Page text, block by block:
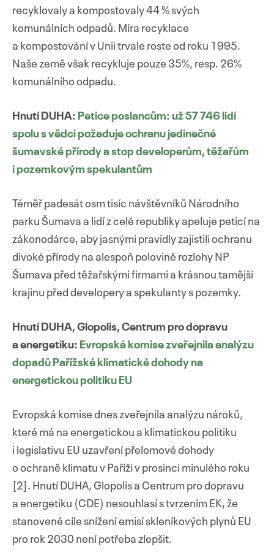
recyklovaly a kompostovaly 44 % svých
komunálních odpadů. Míra recyklace
a kompostování v Unii trvale roste od roku 1995.
Naše země však recykluje pouze 35%, resp. 26%
komunálního odpadu.
Hnutí DUHA: Petice poslancům: už 57 746 lidí
spolu s vědci požaduje ochranu jedinečné
šumavské přírody a stop developerům, těžařům
i pozemkovým spekulantům
Téměř padesát osm tisíc návštěvníků Národního
parku Šumava a lidí z celé republiky apeluje peticí na
zákonodárce, aby jasnými pravidly zajistili ochranu
divoké přírody na alespoň polovině rozlohy NP
Šumava před těžařskými firmami a krásnou tamější
krajinu před developery a spekulanty s pozemky.
Hnutí DUHA, Glopolis, Centrum pro dopravu
a energetiku: Evropská komise zveřejnila analýzu
dopadů Pařížské klimatické dohody na
energetickou politiku EU
Evropská komise dnes zveřejnila analýzu nároků,
které má na energetickou a klimatickou politiku
i legislativu EU uzavření přelomové dohody
o ochraně klimatu v Paříži v prosinci minulého roku
[2]. Hnutí DUHA, Glopolis a Centrum pro dopravu
a energetiku (CDE) nesouhlasí s tvrzením EK, že
stanovené cíle snížení emisí skleníkových plynů EU
pro rok 2030 není potřeba zlepšit.